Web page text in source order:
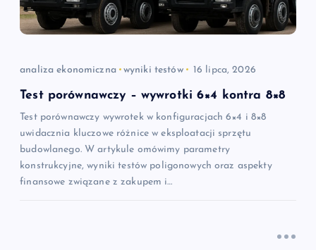
analiza ekonomiczna wyniki testów 16 lipca, 2026
Test porównawczy – wywrotki 6×4 kontra 8×8
Test porównawczy wywrotek w konfiguracjach 6×4 i 8×8
uwidacznia kluczowe różnice w eksploatacji sprzętu
budowlanego. W artykule omówimy parametry
konstrukcyjne, wyniki testów poligonowych oraz aspekty
finansowe związane z zakupem i…